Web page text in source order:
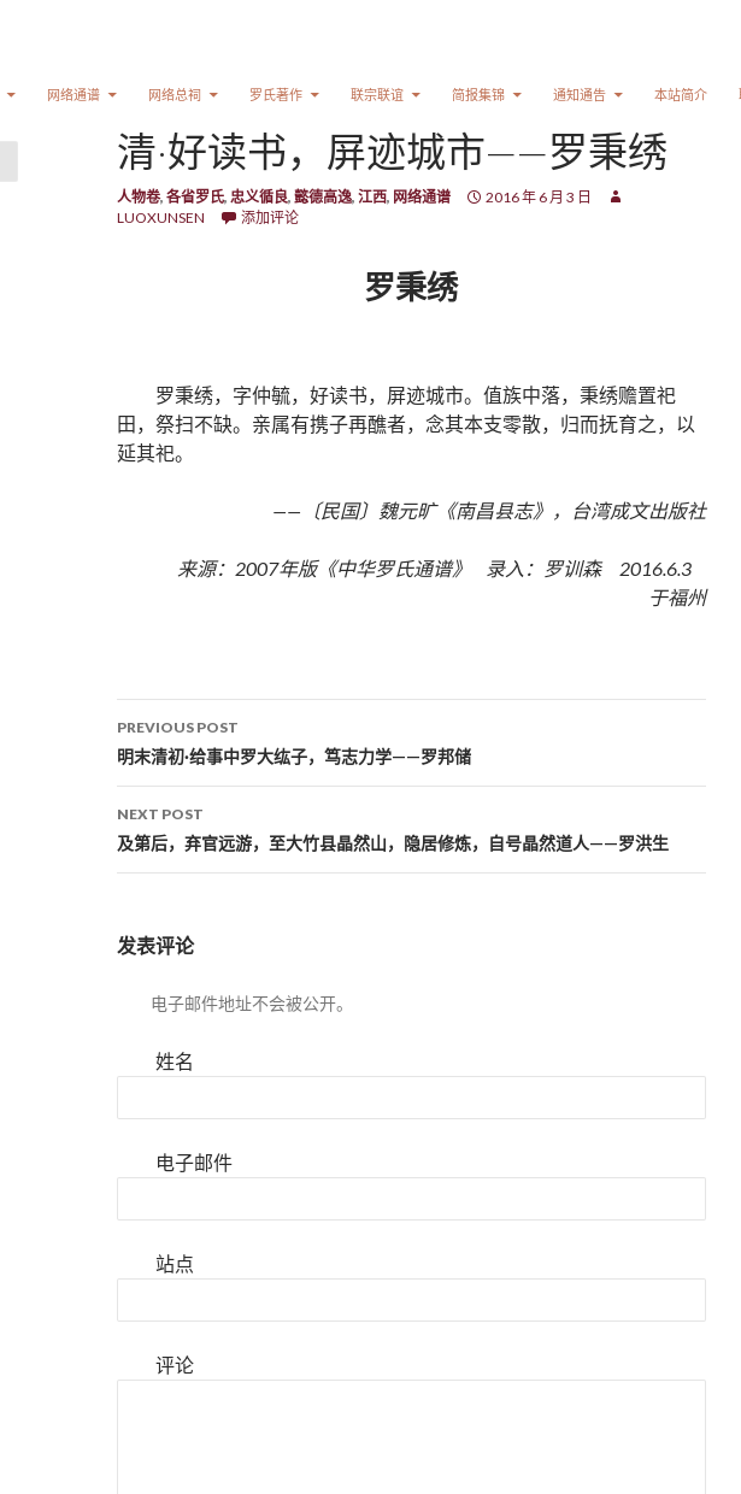
网络通谱 网络总祠 罗氏著作 联宗联谊 简报集锦 通知通告 本站简介
清·好读书，屏迹城市——罗秉绣
人物卷, 各省罗氏, 忠义循良, 懿德高逸, 江西, 网络通谱
2016 年 6 月 3 日
LUOXUNSEN
添加评论
罗秉绣
罗秉绣，字仲毓，好读书，屏迹城市。值族中落，秉绣赡置祀
田，祭扫不缺。亲属有携子再醮者，念其本支零散，归而抚育之，以
延其祀。
——〔民国〕魏元旷《南昌县志》，台湾成文出版社
来源：2007年版《中华罗氏通谱》 录入：罗训森 2016.6.3
于福州
Post navigation
PREVIOUS POST
明末清初·给事中罗大纮子，笃志力学——罗邦储
NEXT POST
及第后，弃官远游，至大竹县晶然山，隐居修炼，自号晶然道人——罗洪生
发表评论
电子邮件地址不会被公开。
姓名
电子邮件
站点
评论